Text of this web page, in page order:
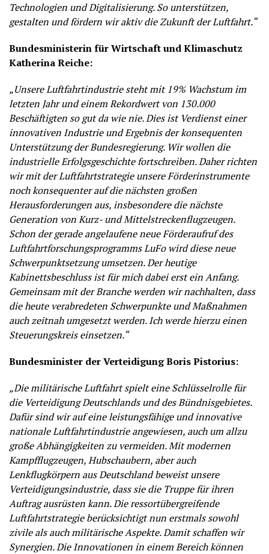
Technologien und Digitalisierung. So unterstützen,
gestalten und fördern wir aktiv die Zukunft der Luftfahrt.“
Bundesministerin für Wirtschaft und Klimaschutz
Katherina Reiche:
„Unsere Luftfahrtindustrie steht mit 19% Wachstum im
letzten Jahr und einem Rekordwert von 130.000
Beschäftigten so gut da wie nie. Dies ist Verdienst einer
innovativen Industrie und Ergebnis der konsequenten
Unterstützung der Bundesregierung. Wir wollen die
industrielle Erfolgsgeschichte fortschreiben. Daher richten
wir mit der Luftfahrtstrategie unsere Förderinstrumente
noch konsequenter auf die nächsten großen
Herausforderungen aus, insbesondere die nächste
Generation von Kurz- und Mittelstreckenflugzeugen.
Schon der gerade angelaufene neue Förderaufruf des
Luftfahrtforschungsprogramms LuFo wird diese neue
Schwerpunktsetzung umsetzen. Der heutige
Kabinettsbeschluss ist für mich dabei erst ein Anfang.
Gemeinsam mit der Branche werden wir nachhalten, dass
die heute verabredeten Schwerpunkte und Maßnahmen
auch zeitnah umgesetzt werden. Ich werde hierzu einen
Steuerungskreis einsetzen.“
Bundesminister der Verteidigung Boris Pistorius:
„Die militärische Luftfahrt spielt eine Schlüsselrolle für
die Verteidigung Deutschlands und des Bündnisgebietes.
Dafür sind wir auf eine leistungsfähige und innovative
nationale Luftfahrtindustrie angewiesen, auch um allzu
große Abhängigkeiten zu vermeiden. Mit modernen
Kampfflugzeugen, Hubschaubern, aber auch
Lenkflugkörpern aus Deutschland beweist unsere
Verteidigungsindustrie, dass sie die Truppe für ihren
Auftrag ausrüsten kann. Die ressortübergreifende
Luftfahrtstrategie berücksichtigt nun erstmals sowohl
zivile als auch militärische Aspekte. Damit schaffen wir
Synergien. Die Innovationen in einem Bereich können